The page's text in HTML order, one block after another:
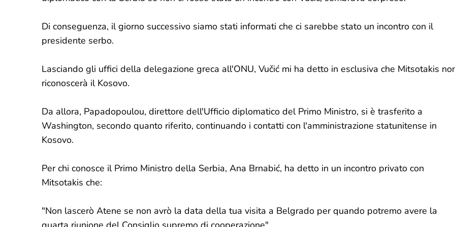
Di conseguenza, il giorno successivo siamo stati informati che ci sarebbe stato un incontro con il
presidente serbo.
Lasciando gli uffici della delegazione greca all'ONU, Vučić mi ha detto in esclusiva che Mitsotakis
riconoscerà il Kosovo.
Da allora, Papadopoulou, direttore dell'Ufficio diplomatico del Primo Ministro, si è trasferito a
Washington, secondo quanto riferito, continuando i contatti con l'amministrazione statunitense in
Kosovo.
Per chi conosce il Primo Ministro della Serbia, Ana Brnabić, ha detto in un incontro privato con
Mitsotakis che:
"Non lascerò Atene se non avrò la data della tua visita a Belgrado per quando potremo avere la